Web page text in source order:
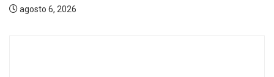
agosto 6, 2026